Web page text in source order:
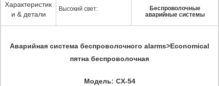
Характеристик
и & детали
Высокий свет:
Беспроволочные
аварийные системы
Аварийная система беспроволочного alarms>Economical
пятна беспроволочная
Модель: CX-54